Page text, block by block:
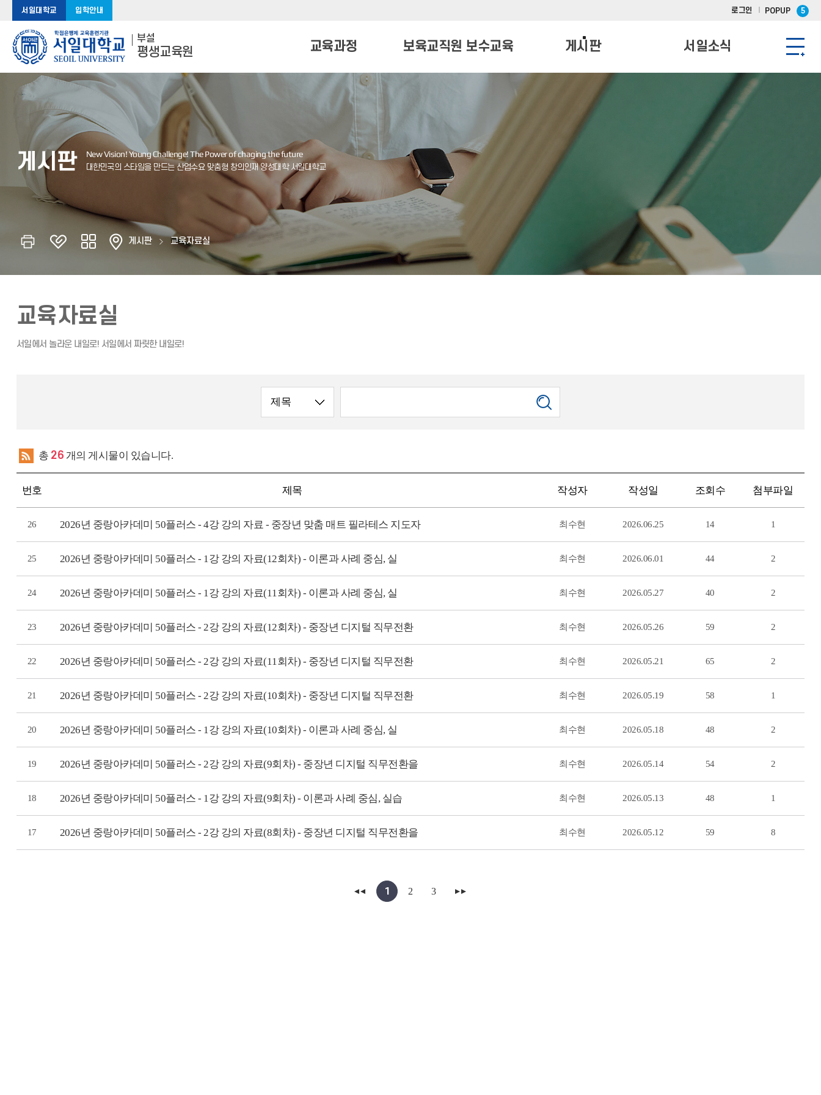
서일대학교 입학안내 로그인 POPUP 5
부설
평생교육원 교육과정 보육교직원 보수교육 게시판 서일소식
게시판
게시판 교육자료실
교육자료실
총 26 개의 게시물이 있습니다.
번호 제목 작성자 작성일 조회수 첨부파일
26 2026년 중랑아카데미 50플러스 - 4강 강의 자료 - 중장년 맞춤 매트 필라테스 지도자 최수현 2026.06.25 14 1
25 2026년 중랑아카데미 50플러스 - 1강 강의 자료(12회차) - 이론과 사례 중심, 실 최수현 2026.06.01 44 2
24 2026년 중랑아카데미 50플러스 - 1강 강의 자료(11회차) - 이론과 사례 중심, 실 최수현 2026.05.27 40 2
23 2026년 중랑아카데미 50플러스 - 2강 강의 자료(12회차) - 중장년 디지털 직무전환 최수현 2026.05.26 59 2
22 2026년 중랑아카데미 50플러스 - 2강 강의 자료(11회차) - 중장년 디지털 직무전환 최수현 2026.05.21 65 2
21 2026년 중랑아카데미 50플러스 - 2강 강의 자료(10회차) - 중장년 디지털 직무전환 최수현 2026.05.19 58 1
20 2026년 중랑아카데미 50플러스 - 1강 강의 자료(10회차) - 이론과 사례 중심, 실 최수현 2026.05.18 48 2
19 2026년 중랑아카데미 50플러스 - 2강 강의 자료(9회차) - 중장년 디지털 직무전환을 최수현 2026.05.14 54 2
18 2026년 중랑아카데미 50플러스 - 1강 강의 자료(9회차) - 이론과 사례 중심, 실습 최수현 2026.05.13 48 1
17 2026년 중랑아카데미 50플러스 - 2강 강의 자료(8회차) - 중장년 디지털 직무전환을 최수현 2026.05.12 59 8
1 2 3